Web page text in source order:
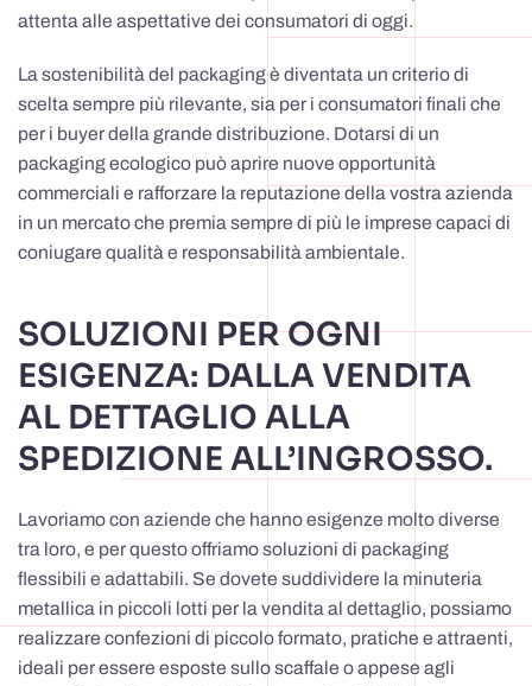
attenta alle aspettative dei consumatori di oggi.
La sostenibilità del packaging è diventata un criterio di
scelta sempre più rilevante, sia per i consumatori finali che
per i buyer della grande distribuzione. Dotarsi di un
packaging ecologico può aprire nuove opportunità
commerciali e rafforzare la reputazione della vostra azienda
in un mercato che premia sempre di più le imprese capaci di
coniugare qualità e responsabilità ambientale.
SOLUZIONI PER OGNI
ESIGENZA: DALLA VENDITA
AL DETTAGLIO ALLA
SPEDIZIONE ALL’INGROSSO.
Lavoriamo con aziende che hanno esigenze molto diverse
tra loro, e per questo offriamo soluzioni di packaging
flessibili e adattabili. Se dovete suddividere la minuteria
metallica in piccoli lotti per la vendita al dettaglio, possiamo
realizzare confezioni di piccolo formato, pratiche e attraenti,
ideali per essere esposte sullo scaffale o appese agli